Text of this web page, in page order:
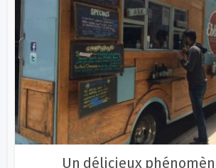
Un délicieux